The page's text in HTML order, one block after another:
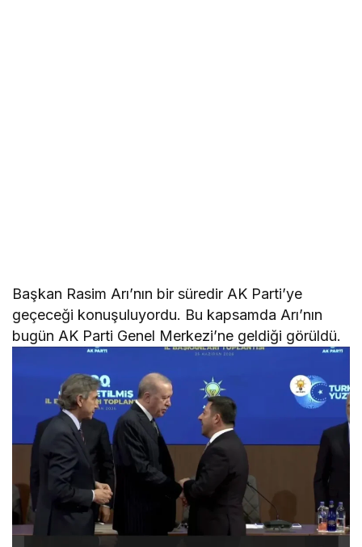
Başkan Rasim Arı’nın bir süredir AK Parti’ye
geçeceği konuşuluyordu. Bu kapsamda Arı’nın
bugün AK Parti Genel Merkezi’ne geldiği görüldü.